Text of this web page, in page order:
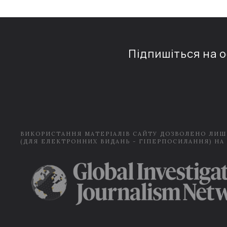
Підпишіться на
ВИКОРИСТАННЯ МАТЕРІАЛІВ САЙТУ ДОЗВОЛЕНО
(ДЛЯ ЕЛЕКТРОННИХ ВИДАНЬ - ГІПЕРПОСИЛАННЯ) НА